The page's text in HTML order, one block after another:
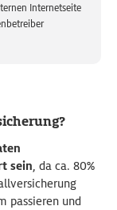
Internetseite
sein, da ca. 80%
passieren und